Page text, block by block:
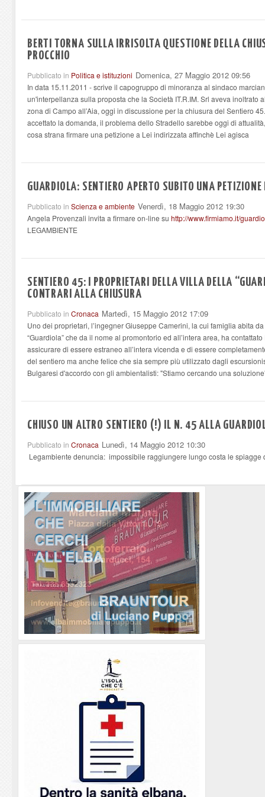
BERTI TORNA SULLA IRRISOLTA QUESTIONE DELLA
PROCCHIO
Pubblicato in Politica e istituzioni Domenica, 27 Maggio 2012 09:56
In data 15.11.2011 - scrive il capogruppo di minoranza al sindaco
un'interpellanza sulla proposta che la Società IT.R.IM. Srl aveva inoltrato
zona di Campo all’Aia, oggi in discussione per la chiusura del Sentiero
accettato la domanda, il problema dello Stradello sarebbe oggi di
cosa strana firmare una petizione a Lei indirizzata affinchè Lei agisca
GUARDIOLA: SENTIERO APERTO SUBITO UNA
Pubblicato in Scienza e ambiente Venerdì, 18 Maggio 2012 19:30
Angela Provenzali invita a firmare on-line su http://www.firmiamo.it/
LEGAMBIENTE
SENTIERO 45: I PROPRIETARI DELLA VILLA DELLA
CONTRARI ALLA CHIUSURA
Pubblicato in Cronaca Martedì, 15 Maggio 2012 17:09
Uno dei proprietari, l’ingegner Giuseppe Camerini, la cui famiglia abita
“Guardiola” che da il nome al promontorio ed all’intera area, ha
assicurare di essere estraneo all’intera vicenda e di essere
del sentiero ma anche felice che sia sempre più utilizzato dagli
Bulgaresi d'accordo con gli ambientalisti: "Stiamo cercando una
CHIUSO UN ALTRO SENTIERO (!) IL N. 45 ALLA
Pubblicato in Cronaca Lunedì, 14 Maggio 2012 10:30
Legambiente denuncia: impossibile raggiungere lungo costa le spiagge